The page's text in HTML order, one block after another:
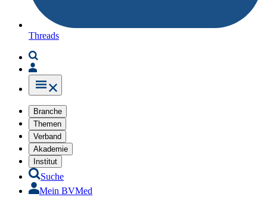
Threads
Branche
Themen
Verband
Akademie
Institut
Suche
Mein BVMed